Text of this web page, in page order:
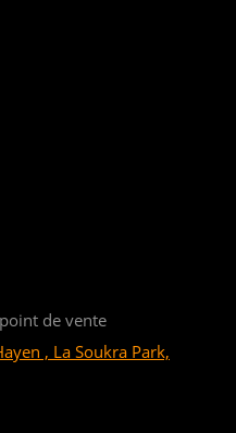
de vente
, La Soukra Park,